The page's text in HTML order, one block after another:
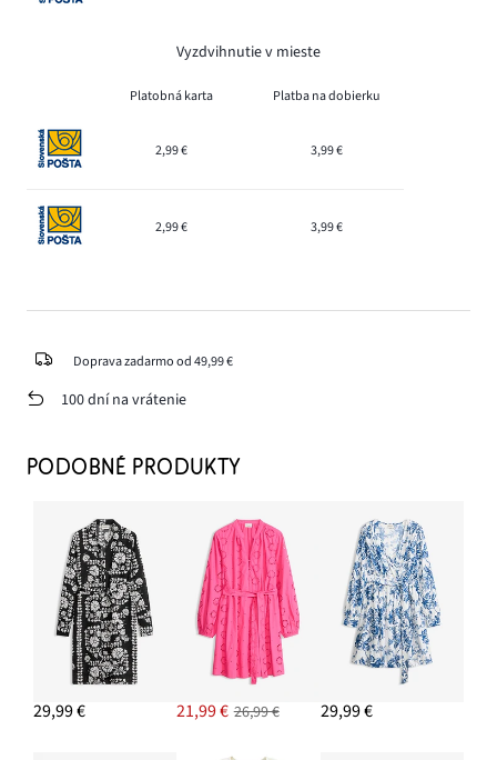
Vyzdvihnutie v mieste
Platobná karta Platba na dobierku
2,99 € 3,99 €
2,99 € 3,99 €
Doprava zadarmo od 49,99 €
100 dní na vrátenie
PODOBNÉ PRODUKTY
29,99 € 21,99 € 26,99 € 29,99 €